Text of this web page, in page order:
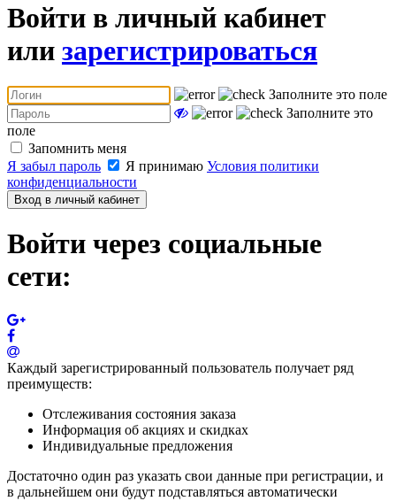
Войти в личный кабинет
или зарегистрироваться
Заполните это поле
Заполните это
поле
Запомнить меня
Я забыл пароль
Я принимаю Условия политики
конфиденциальности
Вход в личный кабинет
Войти через социальные
сети:
Каждый зарегистрированный пользователь получает ряд
преимуществ:
Отслеживания состояния заказа
Информация об акциях и скидках
Индивидуальные предложения
Достаточно один раз указать свои данные при регистрации, и
в дальнейшем они будут подставляться автоматически